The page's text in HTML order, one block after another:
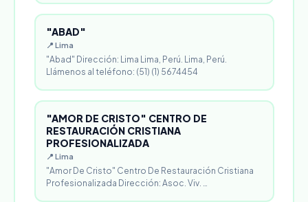
"ABAD"
📍 Lima
"Abad" Dirección: Lima Lima, Perú. Lima, Perú.
Llámenos al teléfono: (51) (1) 5674454
"AMOR DE CRISTO" CENTRO DE
RESTAURACIÓN CRISTIANA
PROFESIONALIZADA
📍 Lima
"Amor De Cristo" Centro De Restauración Cristiana
Profesionalizada Dirección: Asoc. Viv. …